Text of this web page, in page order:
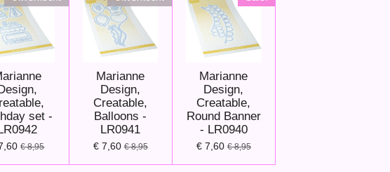
Design,
set -
LR0942
€ 8,95
Marianne
Design,
Creatable,
Balloons -
LR0941
€ 7,60 € 8,95
Marianne
Design,
Creatable,
Round Banner
- LR0940
€ 7,60 € 8,95